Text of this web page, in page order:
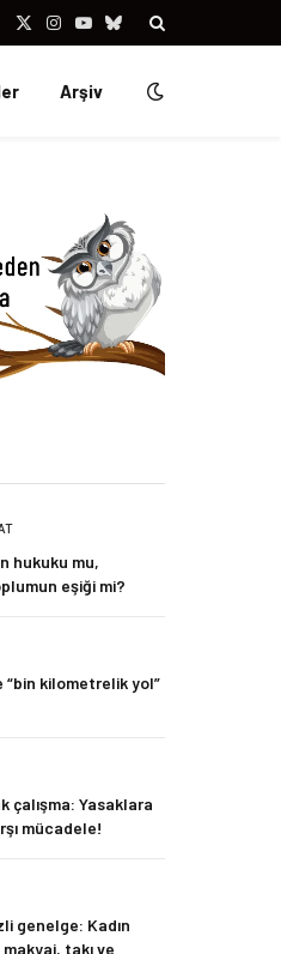
X
Instagram
YouTubeBluesky
Arşiv
hukuku mu,
eşiği mi?
“bin kilometrelik yol”
çalışma: Yasaklara
mücadele!
genelge: Kadın
takı ve